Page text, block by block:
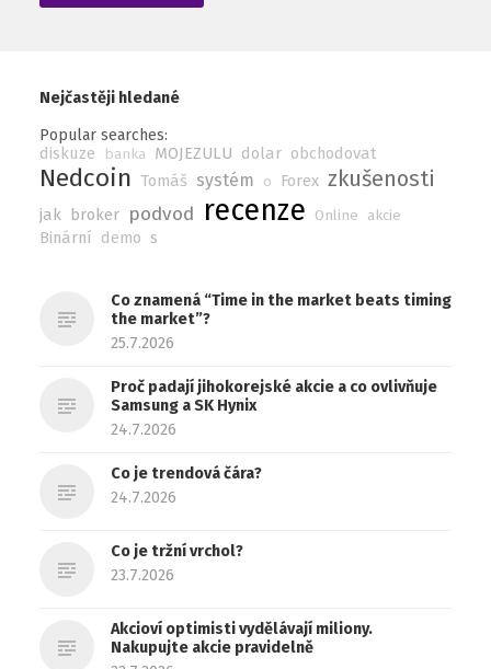
Nejčastěji hledané
Popular searches:
diskuze banka MOJEZULU dolar obchodovat
Nedcoin Tomáš systém o Forex zkušenosti
jak broker podvod recenze Online akcie
Binární demo s
Co znamená “Time in the market beats timing
the market”?
25.7.2026
Proč padají jihokorejské akcie a co ovlivňuje
Samsung a SK Hynix
24.7.2026
Co je trendová čára?
24.7.2026
Co je tržní vrchol?
23.7.2026
Akcioví optimisti vydělávají miliony.
Nakupujte akcie pravidelně